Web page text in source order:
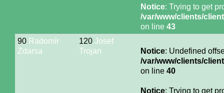
Notice: Trying to get
/var/www/clients/
on line 43
90 Radomír
Zdarsa
120 Josef
Trojan
Notice: Undefined
/var/www/clients/
on line 40
Notice: Trying to get